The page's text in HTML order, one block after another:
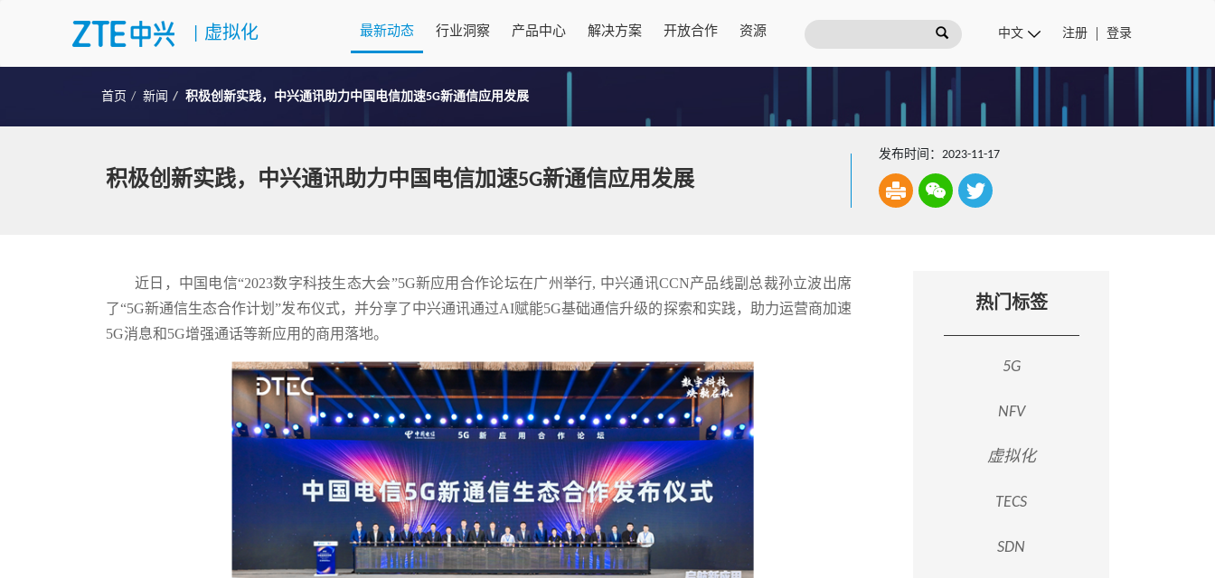
虚拟化 最新动态 行业洞察 产品中心 解决方案 开放合作 资源 注册 登录
首页 新闻 积极创新实践，中兴通讯助力中国电信加速5G新通信应用发展
积极创新实践，中兴通讯助力中国电信加速5G新通信应用发展
发布时间：2023-11-17
近日，中国电信“2023数字科技生态大会”5G新应用合作论坛在广州举行, 中兴通讯CCN产品线副总裁孙立波出席
了“5G新通信生态合作计划”发布仪式，并分享了中兴通讯通过AI赋能5G基础通信升级的探索和实践，助力运营商加速
5G消息和5G增强通话等新应用的商用落地。
热门标签
5G
NFV
虚拟化
TECS
SDN